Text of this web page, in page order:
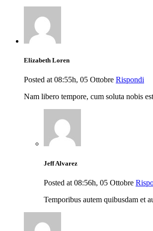
Elizabeth Loren
Posted at 08:55h, 05 Ottobre Rispondi
Nam libero tempore, cum soluta nobis
Jeff Alvarez
Posted at 08:56h, 05 Ottobre
Temporibus autem quibusdam et